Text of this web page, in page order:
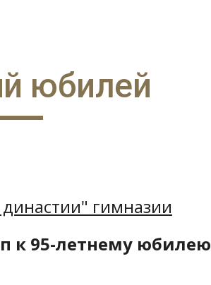
юбилей
гимназии
к 95-летнему юбилею